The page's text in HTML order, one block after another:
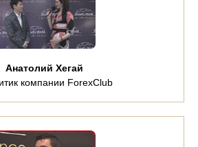
Анатолий Хегай
компании ForexClub